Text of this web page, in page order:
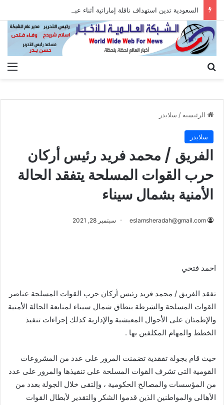
السعودية تدين استهداف ناقلة إماراتية أثناء عبورها هرمز
الرئيسية / سلايدر
سلايدر
الفريق / محمد فريد رئيس أركان
حرب القوات المسلحة يتفقد الحالة
الأمنية بشمال سيناء
eslamsheradah@gmail.com سبتمبر 28, 2021
احمد فتحي
تفقد الفريق / محمد فريد رئيس أركان حرب القوات المسلحة عناصر
القوات المسلحة والشرطة بنطاق شمال سيناء لمتابعة الحالة الأمنية
والإطمئان على الأحوال المعيشية والإدارية كذلك إجراءات تنفيذ
الخطط والمهام المكلفين بها .
حيث قام بجولة تفقدية تضمنت المرور على عدد من المشروعات
القومية التى تشرف القوات المسلحة على تنفيذها والمرور على عدد
من المؤسسات والمصالح الحكومية ، وإلتقى خلال الجولة بعدد من
الأهالى والمواطنين الذين قدموا الشكر والتقدير لأبطال القوات